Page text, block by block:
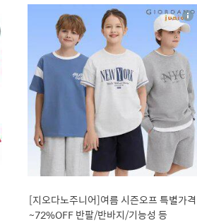
10
[지오다노주니어]여름 시즌오프 특별가격
~72%OFF 반팔/반바지/기능성 등
상
세